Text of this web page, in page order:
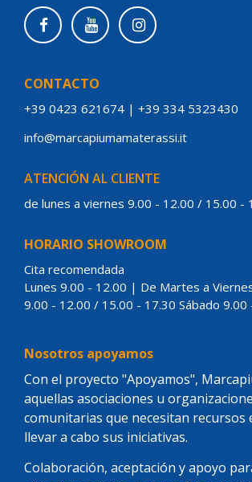
CONTACTO
+39 0423 621674 | +39 334 5323430
info@marcapiumamaterassi.it
ATENCIÓN AL CLIENTE
de lunes a viernes 9.00 - 12.00 / 15.00 -
HORARIO SHOWROOM
Cita recomendada
Lunes 9.00 - 12.00 | De Martes a
9.00 - 12.00 / 15.00 - 17.30 Sábado 9.00
Nosotros apoyamos
Con el proyecto "Apoyamos",
aquellas asociaciones u
comunitarias que necesitan recursos
llevar a cabo sus iniciativas.
Colaboración, aceptación y apoyo